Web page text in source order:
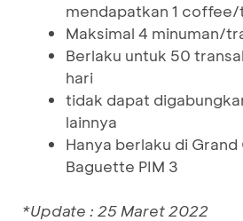
mendapatkan 1
Maksimal 4 minuman/
Berlaku untuk 50
hari
tidak dapat
lainnya
Hanya berlaku di Grand
Baguette PIM 3
*Update : 25 Maret 2022